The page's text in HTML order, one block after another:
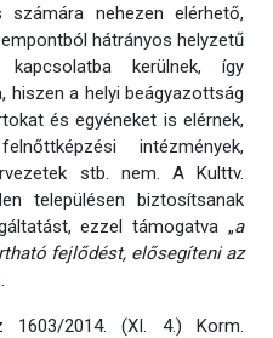
nehezen elérhető,
hátrányos helyzetű
kerülnek, így
hiszen a helyi beágyazottság
és egyéneket is elérnek,
intézmények,
stb. nem. A Kulttv.
településen biztosítsanak
ezzel támogatva „a
fejlődést, elősegíteni az
1603/2014. (XI. 4.) Korm.